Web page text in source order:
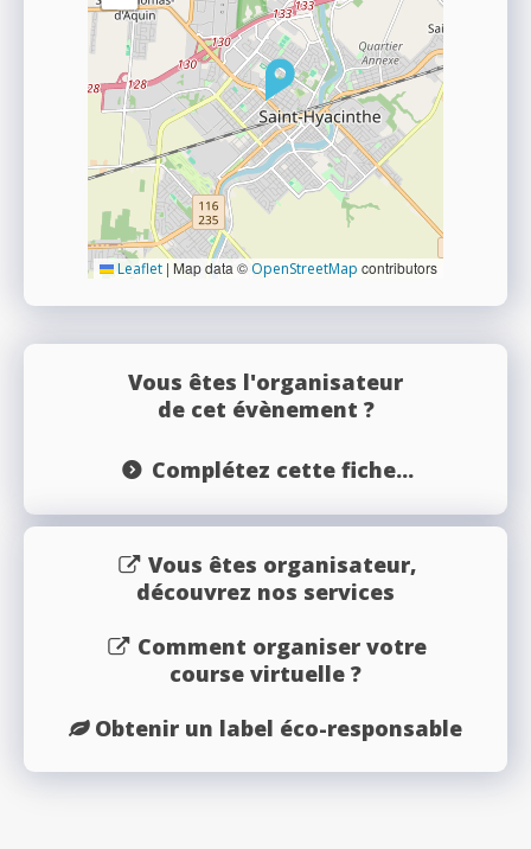
Leaflet | Map data ©OpenStreetMap contributors
Vous êtes l'organisateur
de cet évènement ?
Complétez cette fiche...
Vous êtes organisateur,
découvrez nos services
Comment organiser votre
course virtuelle ?
Obtenir un label éco-responsable